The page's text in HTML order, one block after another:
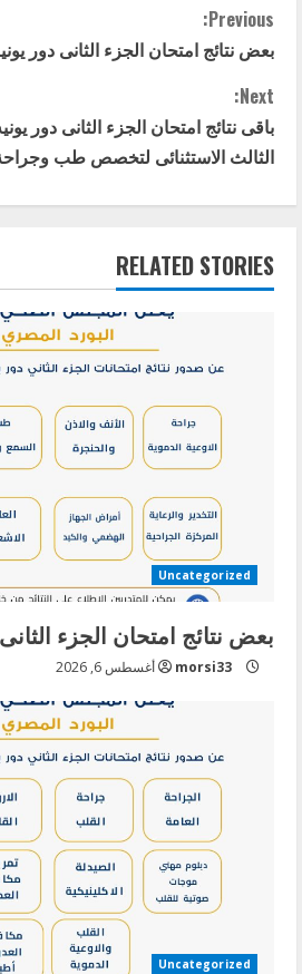
C
o
n
t
i
n
u
n
Previous:
بعض نتائج امتحان الجزء الثانى دور يونيه
Next:
الثالث الاستثنائى لتخصص طب
RELATED STORIES
Uncategorized
بعض نتائج امتحان الجزء الثانى
morsi33 أغسطس 6, 2026
Uncategorized